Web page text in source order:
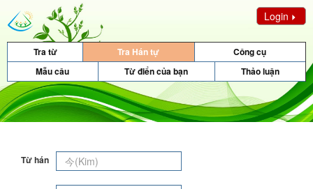
Login
Tra từ Tra Hán tự
Công cụ
Mẫu câu
Từ điển của bạn Thảo luận
Từ hán